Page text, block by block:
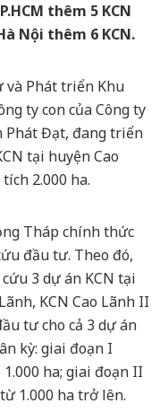
thêm 5 KCN
Nội thêm 6 KCN.
và Phát triển Khu
ty con của Công ty
Phát Đạt, đang triển
tại huyện Cao
2.000 ha.
Tháp chính thức
đầu tư. Theo đó,
3 dự án KCN tại
KCN Cao Lãnh II
tư cho cả 3 dự án
kỳ: giai đoạn I
ha; giai đoạn II
1.000 ha trở lên.